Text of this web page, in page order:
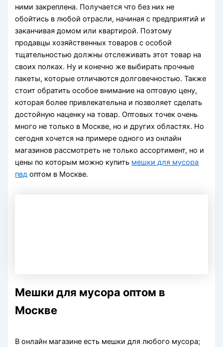
ними закреплена. Получается что без них не
обойтись в любой отрасли, начиная с предприятий и
заканчивая домом или квартирой. Поэтому
продавцы хозяйственных товаров с особой
тщательностью должны отслеживать этот товар на
своих полках. Ну и конечно же выбирать прочные
пакеты, которые отличаются долговечностью. Также
стоит обратить особое внимание на оптовую цену,
которая более привлекательна и позволяет сделать
достойную наценку на товар. Оптовых точек очень
много не только в Москве, но и других областях. Но
сегодня хочется на примере одного из онлайн
магазинов рассмотреть не только ассортимент, но и
цены по которым можно купить мешки для мусора
пвд оптом в Москве.
Мешки для мусора оптом в
Москве
В онлайн магазине есть мешки для любого мусора;